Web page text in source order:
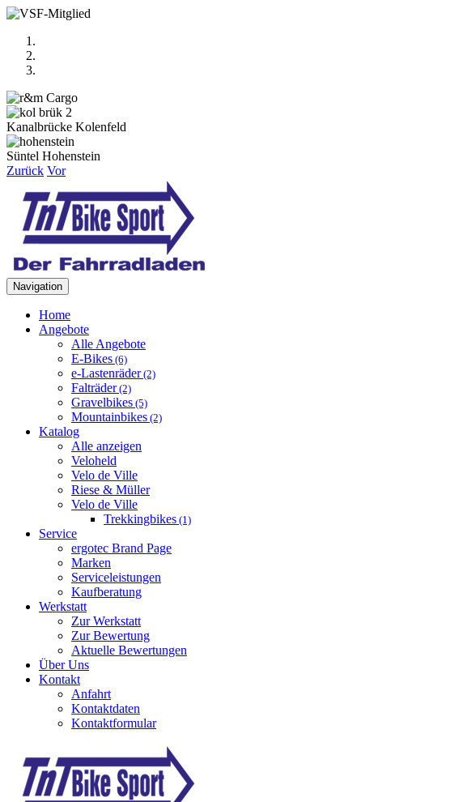
Kanalbrücke Kolenfeld
Süntel Hohenstein
Zurück Vor
Navigation
Home
Angebote
Alle Angebote
E-Bikes (6)
e-Lastenräder(2)
Falträder(2)
Gravelbikes (5)
Mountainbikes (2)
Katalog
Alle anzeigen
Veloheld
Velo de Ville
Riese & Müller
Velo de Ville
Trekkingbikes (1)
Service
ergotec Brand Page
Marken
Serviceleistungen
Kaufberatung
Werkstatt
Zur Werkstatt
Zur Bewertung
Aktuelle Bewertungen
Über Uns
Kontakt
Anfahrt
Kontaktdaten
Kontaktformular